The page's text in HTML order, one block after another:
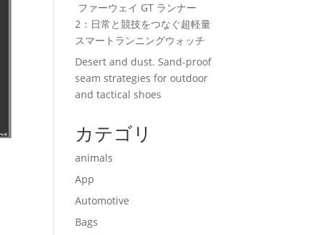
ファーウェイ GT ランナー
2：日常と競技をつなぐ超軽量
スマートランニングウォッチ
Desert and dust. Sand-proof
seam strategies for outdoor
and tactical shoes
カテゴリ
animals
App
Automotive
Bags